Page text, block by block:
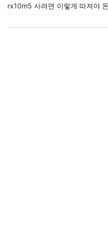
rx10m5 사려면 이렇게 따져야